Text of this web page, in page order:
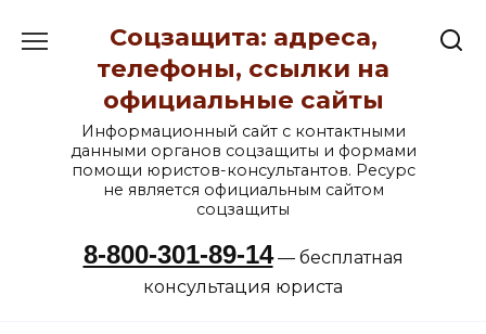
содержанию
Соцзащита: адреса,
телефоны, ссылки на
официальные сайты
Информационный сайт с контактными
данными органов соцзащиты и формами
помощи юристов-консультантов. Ресурс
не является официальным сайтом
соцзащиты
8-800-301-89-14— бесплатная
консультация юриста